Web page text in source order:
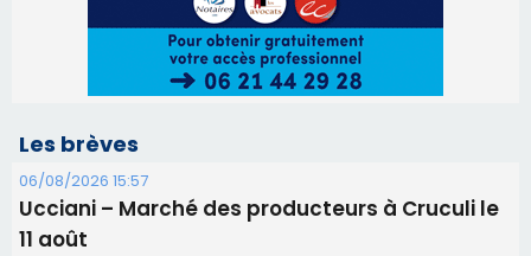
Les brèves
06/08/2026 15:57
Ucciani – Marché des producteurs à Cruculi le
11 août